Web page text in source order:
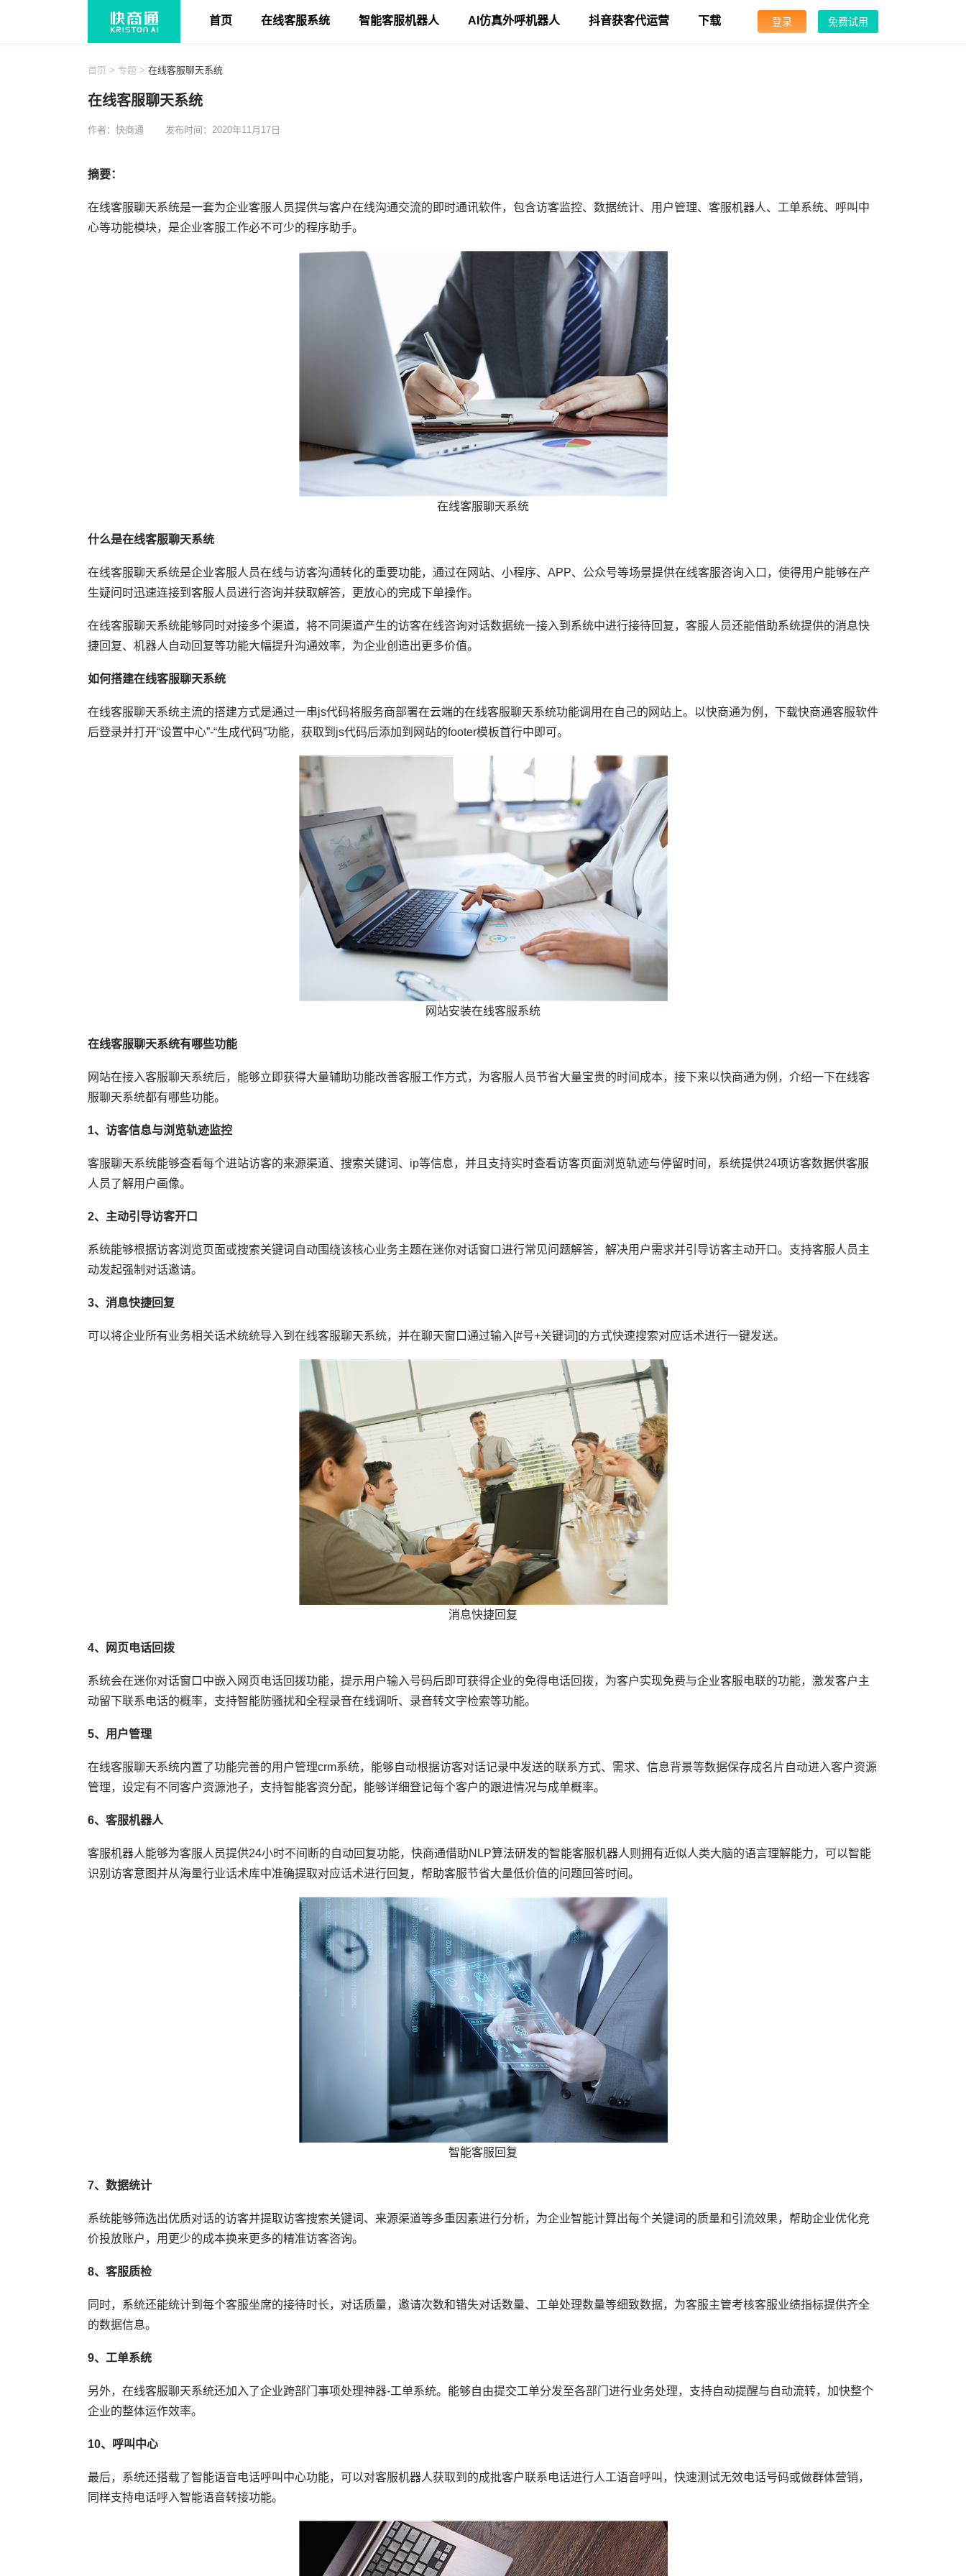
首页 在线客服系统 智能客服机器人 AI仿真外呼机器人 抖音获客代运营 下载 登录 免费试用
首页 > 专题 > 在线客服聊天系统
在线客服聊天系统
作者：快商通 发布时间：2020年11月17日
摘要：
在线客服聊天系统是一套为企业客服人员提供与客户在线沟通交流的即时通讯软件，包含访客监控、数据统计、用户管理、客服机器人、工单系统、呼叫中
心等功能模块，是企业客服工作必不可少的程序助手。
在线客服聊天系统
什么是在线客服聊天系统
在线客服聊天系统是企业客服人员在线与访客沟通转化的重要功能，通过在网站、小程序、APP、公众号等场景提供在线客服咨询入口，使得用户能够在产
生疑问时迅速连接到客服人员进行咨询并获取解答，更放心的完成下单操作。
在线客服聊天系统能够同时对接多个渠道，将不同渠道产生的访客在线咨询对话数据统一接入到系统中进行接待回复，客服人员还能借助系统提供的消息快
捷回复、机器人自动回复等功能大幅提升沟通效率，为企业创造出更多价值。
如何搭建在线客服聊天系统
在线客服聊天系统主流的搭建方式是通过一串js代码将服务商部署在云端的在线客服聊天系统功能调用在自己的网站上。以快商通为例，下载快商通客服软件
后登录并打开“设置中心”-“生成代码”功能，获取到js代码后添加到网站的footer模板首行中即可。
网站安装在线客服系统
在线客服聊天系统有哪些功能
网站在接入客服聊天系统后，能够立即获得大量辅助功能改善客服工作方式，为客服人员节省大量宝贵的时间成本，接下来以快商通为例，介绍一下在线客
服聊天系统都有哪些功能。
1、访客信息与浏览轨迹监控
客服聊天系统能够查看每个进站访客的来源渠道、搜索关键词、ip等信息，并且支持实时查看访客页面浏览轨迹与停留时间，系统提供24项访客数据供客服
人员了解用户画像。
2、主动引导访客开口
系统能够根据访客浏览页面或搜索关键词自动围绕该核心业务主题在迷你对话窗口进行常见问题解答，解决用户需求并引导访客主动开口。支持客服人员主
动发起强制对话邀请。
3、消息快捷回复
可以将企业所有业务相关话术统统导入到在线客服聊天系统，并在聊天窗口通过输入[#号+关键词]的方式快速搜索对应话术进行一键发送。
消息快捷回复
4、网页电话回拨
系统会在迷你对话窗口中嵌入网页电话回拨功能，提示用户输入号码后即可获得企业的免得电话回拨，为客户实现免费与企业客服电联的功能，激发客户主
动留下联系电话的概率，支持智能防骚扰和全程录音在线调听、录音转文字检索等功能。
5、用户管理
在线客服聊天系统内置了功能完善的用户管理crm系统，能够自动根据访客对话记录中发送的联系方式、需求、信息背景等数据保存成名片自动进入客户资源
管理，设定有不同客户资源池子，支持智能客资分配，能够详细登记每个客户的跟进情况与成单概率。
6、客服机器人
客服机器人能够为客服人员提供24小时不间断的自动回复功能，快商通借助NLP算法研发的智能客服机器人则拥有近似人类大脑的语言理解能力，可以智能
识别访客意图并从海量行业话术库中准确提取对应话术进行回复，帮助客服节省大量低价值的问题回答时间。
智能客服回复
7、数据统计
系统能够筛选出优质对话的访客并提取访客搜索关键词、来源渠道等多重因素进行分析，为企业智能计算出每个关键词的质量和引流效果，帮助企业优化竞
价投放账户，用更少的成本换来更多的精准访客咨询。
8、客服质检
同时，系统还能统计到每个客服坐席的接待时长，对话质量，邀请次数和错失对话数量、工单处理数量等细致数据，为客服主管考核客服业绩指标提供齐全
的数据信息。
9、工单系统
另外，在线客服聊天系统还加入了企业跨部门事项处理神器-工单系统。能够自由提交工单分发至各部门进行业务处理，支持自动提醒与自动流转，加快整个
企业的整体运作效率。
10、呼叫中心
最后，系统还搭载了智能语音电话呼叫中心功能，可以对客服机器人获取到的成批客户联系电话进行人工语音呼叫，快速测试无效电话号码或做群体营销，
同样支持电话呼入智能语音转接功能。